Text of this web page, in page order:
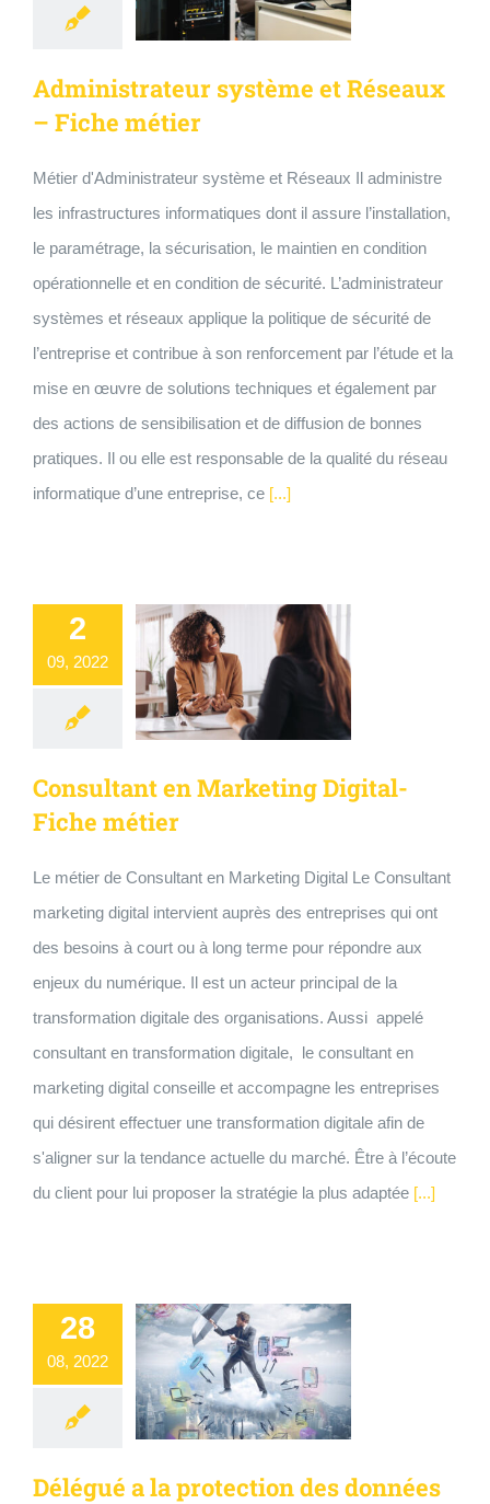
Administrateur système et Réseaux
– Fiche métier
Métier d'Administrateur système et Réseaux Il administre
les infrastructures informatiques dont il assure l’installation,
le paramétrage, la sécurisation, le maintien en condition
opérationnelle et en condition de sécurité. L’administrateur
systèmes et réseaux applique la politique de sécurité de
l’entreprise et contribue à son renforcement par l’étude et la
mise en œuvre de solutions techniques et également par
des actions de sensibilisation et de diffusion de bonnes
pratiques. Il ou elle est responsable de la qualité du réseau
informatique d’une entreprise, ce [...]
2
09, 2022
Consultant en Marketing Digital-
Fiche métier
Le métier de Consultant en Marketing Digital Le Consultant
marketing digital intervient auprès des entreprises qui ont
des besoins à court ou à long terme pour répondre aux
enjeux du numérique. Il est un acteur principal de la
transformation digitale des organisations. Aussi appelé
consultant en transformation digitale, le consultant en
marketing digital conseille et accompagne les entreprises
qui désirent effectuer une transformation digitale afin de
s'aligner sur la tendance actuelle du marché. Être à l’écoute
du client pour lui proposer la stratégie la plus adaptée [...]
28
08, 2022
Délégué a la protection des données